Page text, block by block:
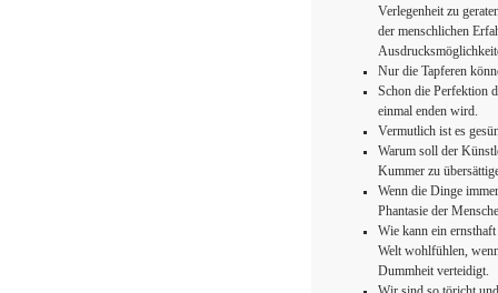
Verlegenheit zu
der menschlichen
Nur die Tapferen
Schon die Perfektion
einmal enden wird.
Vermutlich ist es
Warum soll der
Kummer zu
Wenn die Dinge
Phantasie der
Wie kann ein
Welt wohlfühlen,
Dummheit verteidigt.